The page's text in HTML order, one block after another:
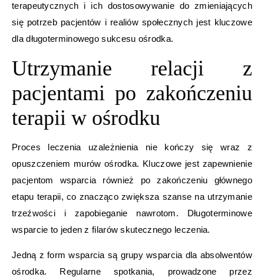
terapeutycznych i ich dostosowywanie do zmieniających
się potrzeb pacjentów i realiów społecznych jest kluczowe
dla długoterminowego sukcesu ośrodka.
Utrzymanie relacji z
pacjentami po zakończeniu
terapii w ośrodku
Proces leczenia uzależnienia nie kończy się wraz z
opuszczeniem murów ośrodka. Kluczowe jest zapewnienie
pacjentom wsparcia również po zakończeniu głównego
etapu terapii, co znacząco zwiększa szanse na utrzymanie
trzeźwości i zapobieganie nawrotom. Długoterminowe
wsparcie to jeden z filarów skutecznego leczenia.
Jedną z form wsparcia są grupy wsparcia dla absolwentów
ośrodka. Regularne spotkania, prowadzone przez